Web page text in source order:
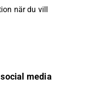
när du vill
media